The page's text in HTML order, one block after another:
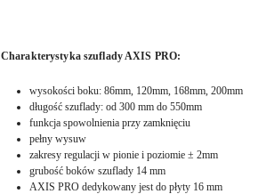
Charakterystyka szuflady AXIS PRO:
wysokości boku: 86mm, 120mm, 168mm, 200mm
długość szuflady: od 300 mm do 550mm
funkcja spowolnienia przy zamknięciu
pełny wysuw
zakresy regulacji w pionie i poziomie ± 2mm
grubość boków szuflady 14 mm
AXIS PRO dedykowany jest do płyty 16 mm